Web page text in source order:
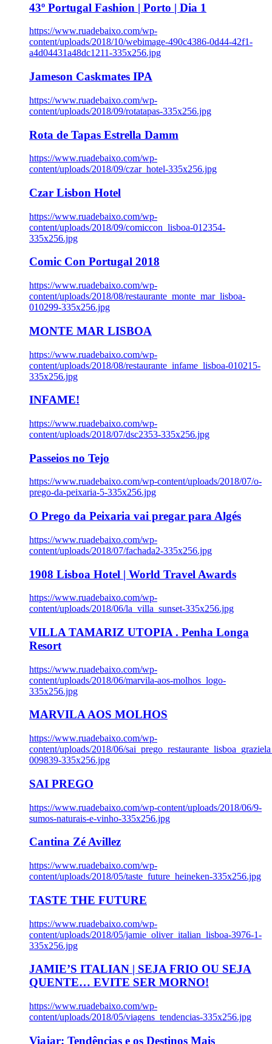
43º Portugal Fashion | Porto | Dia 1
https://www.ruadebaixo.com/wp-
content/uploads/2018/10/webimage-490c4386-0d44-42f1-
a4d04431a48dc1211-335x256.jpg
Jameson Caskmates IPA
https://www.ruadebaixo.com/wp-
content/uploads/2018/09/rotatapas-335x256.jpg
Rota de Tapas Estrella Damm
https://www.ruadebaixo.com/wp-
content/uploads/2018/09/czar_hotel-335x256.jpg
Czar Lisbon Hotel
https://www.ruadebaixo.com/wp-
content/uploads/2018/09/comiccon_lisboa-012354-
335x256.jpg
Comic Con Portugal 2018
https://www.ruadebaixo.com/wp-
content/uploads/2018/08/restaurante_monte_mar_lisboa-
010299-335x256.jpg
MONTE MAR LISBOA
https://www.ruadebaixo.com/wp-
content/uploads/2018/08/restaurante_infame_lisboa-010215-
335x256.jpg
INFAME!
https://www.ruadebaixo.com/wp-
content/uploads/2018/07/dsc2353-335x256.jpg
Passeios no Tejo
https://www.ruadebaixo.com/wp-content/uploads/2018/07/o-
prego-da-peixaria-5-335x256.jpg
O Prego da Peixaria vai pregar para Algés
https://www.ruadebaixo.com/wp-
content/uploads/2018/07/fachada2-335x256.jpg
1908 Lisboa Hotel | World Travel Awards
https://www.ruadebaixo.com/wp-
content/uploads/2018/06/la_villa_sunset-335x256.jpg
VILLA TAMARIZ UTOPIA . Penha Longa
Resort
https://www.ruadebaixo.com/wp-
content/uploads/2018/06/marvila-aos-molhos_logo-
335x256.jpg
MARVILA AOS MOLHOS
https://www.ruadebaixo.com/wp-
content/uploads/2018/06/
009839-335x256.jpg
SAI PREGO
https://www.ruadebaixo.com/wp-content/uploads/2018/06/9-
sumos-naturais-e-vinho-335x256.jpg
Cantina Zé Avillez
https://www.ruadebaixo.com/wp-
content/uploads/2018/05/taste_future_heineken-335x256.jpg
TASTE THE FUTURE
https://www.ruadebaixo.com/wp-
content/uploads/2018/05/jamie_oliver_italian_lisboa-3976-1-
335x256.jpg
JAMIE’S ITALIAN | SEJA FRIO OU SEJA
QUENTE… EVITE SER MORNO!
https://www.ruadebaixo.com/wp-
content/uploads/2018/05/viagens_tendencias-335x256.jpg
Viajar: Tendências e os Destinos Mais